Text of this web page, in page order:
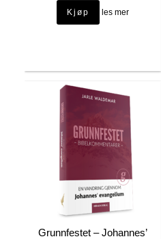
les mer
Grunnfestet – Johannes’